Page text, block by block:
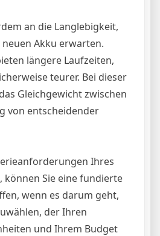
an die Langlebigkeit,
neuen Akku erwarten.
längere Laufzeiten,
teurer. Bei dieser
Gleichgewicht zwischen
von entscheidender
Ihres
können Sie eine fundierte
wenn es darum geht,
der Ihren
und Ihrem Budget